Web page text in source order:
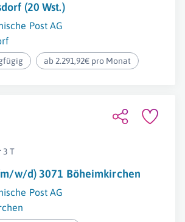
(20 Wst.)
Post AG
ab 2.291,92€ pro Monat
3 T
w/d) 3071 Böheimkirchen
Post AG